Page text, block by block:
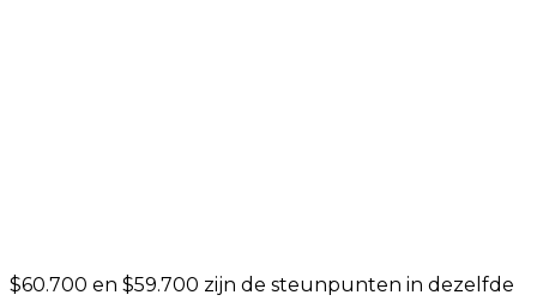
$60.700 en $59.700 zijn de steunpunten in dezelfde